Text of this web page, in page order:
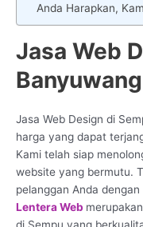
Anda Harapkan,
Jasa Web
Jasa Web Design di
harga yang dapat
Kami telah siap
website yang bermutu.
pelanggan Anda
Lentera Web
di Sempu yang